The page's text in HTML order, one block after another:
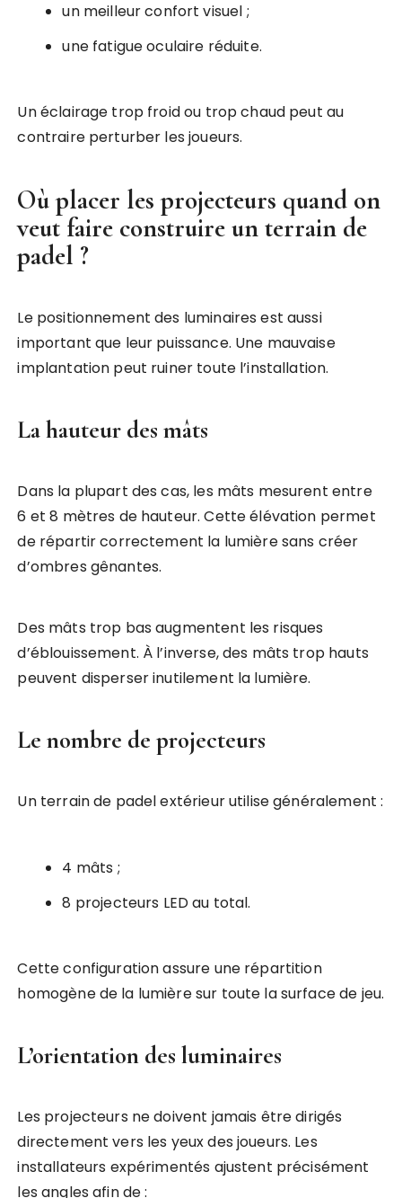
un meilleur confort visuel ;
une fatigue oculaire réduite.
Un éclairage trop froid ou trop chaud peut au
contraire perturber les joueurs.
Où placer les projecteurs quand on
veut faire construire un terrain de
padel ?
Le positionnement des luminaires est aussi
important que leur puissance. Une mauvaise
implantation peut ruiner toute l’installation.
La hauteur des mâts
Dans la plupart des cas, les mâts mesurent entre
6 et 8 mètres de hauteur. Cette élévation permet
de répartir correctement la lumière sans créer
d’ombres gênantes.
Des mâts trop bas augmentent les risques
d’éblouissement. À l’inverse, des mâts trop hauts
peuvent disperser inutilement la lumière.
Le nombre de projecteurs
Un terrain de padel extérieur utilise généralement :
4 mâts ;
8 projecteurs LED au total.
Cette configuration assure une répartition
homogène de la lumière sur toute la surface de jeu.
L’orientation des luminaires
Les projecteurs ne doivent jamais être dirigés
directement vers les yeux des joueurs. Les
installateurs expérimentés ajustent précisément
les angles afin de :